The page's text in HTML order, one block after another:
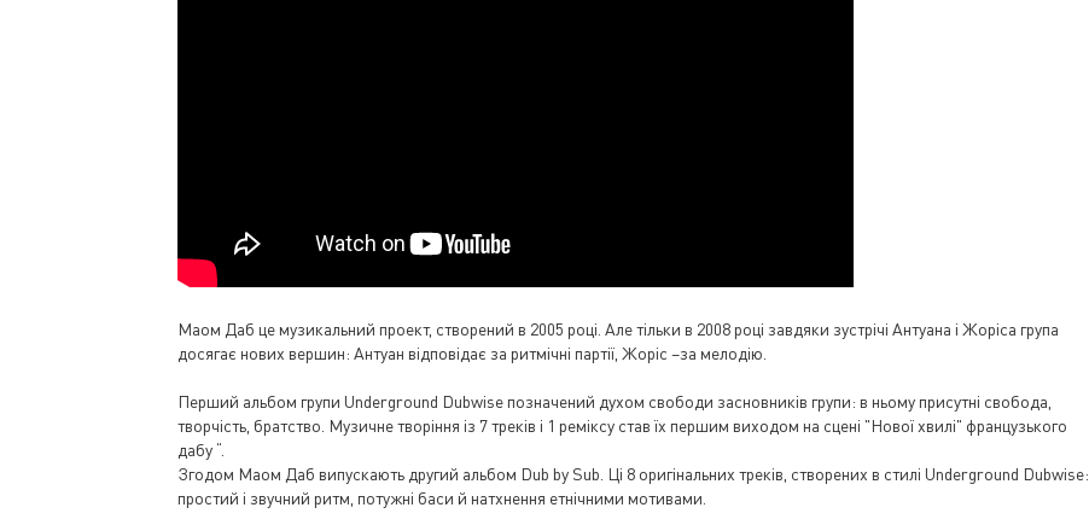
Маом Даб це музикальний проект, створений в 2005 році. Але тільки в 2008 році завдяки зустрічі Антуана і Жоріcа група
досягає нових вершин: Антуан відповідає за ритмічні партії, Жоріс –за мелодію.
Перший альбом групи Underground Dubwise позначений духом свободи засновників групи: в ньому присутні свобода,
творчість, братство. Музичне творіння із 7 треків і 1 реміксу став їх першим виходом на сцені "Нової хвилі" французького
дабу “.
Згодом Маом Даб випускають другий альбом Dub by Sub. Ці 8 оригінальних треків, створених в стилі Underground Dubwise:
простий і звучний ритм, потужні баси й натхнення етнічними мотивами.